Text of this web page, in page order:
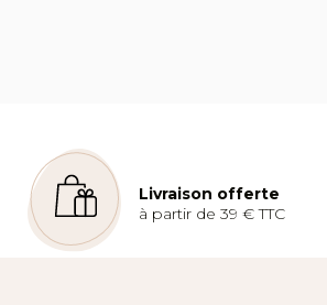
Livraison offerte
à partir de 39 € TTC